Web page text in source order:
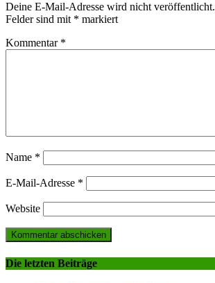
Deine E-Mail-Adresse wird nicht veröffentlicht.
Felder sind mit * markiert
Kommentar *
Name *
E-Mail-Adresse *
Website
Die letzten Beiträge